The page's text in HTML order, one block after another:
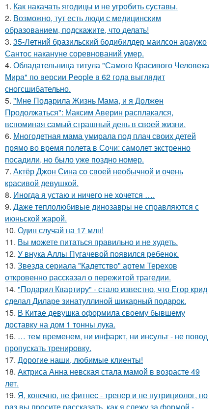
1. Как накачать ягодицы и не угробить суставы.
2. Возможно, тут есть люди с медицинским
образованием, подскажите, что делать!
3. 35-Летний бразильский бодибилдер маилсон араужо
Сантос накануне соревнований умер.
4. Обладательница титула "Самого Красивого Человека
Мира" по версии People в 62 года выглядит
сногсшибательно.
5. "Мне Подарила Жизнь Мама, и я Должен
Продолжаться": Максим Аверин расплакался,
вспоминая самый страшный день в своей жизни.
6. Многодетная мама умирала под плач своих детей
прямо во время полета в Сочи: самолет экстренно
посадили, но было уже поздно номер.
7. Актёр Джон Сина со своей необычной и очень
красивой девушкой.
8. Иногда я устаю и ничего не хочется ….
9. Даже теплолюбивые динозавры не справляются с
июньской жарой.
10. Один случай на 17 млн!
11. Вы можете питаться правильно и не худеть.
12. У внука Аллы Пугачевой появился ребенок.
13. Звезда сериала "Кадетство" артем Терехов
откровенно рассказал о пережитой трагедии.
14. "Подарил Квартиру" - стало известно, что Егор крид
сделал Диларе зинатуллиной шикарный подарок.
15. В Китае девушка оформила своему бывшему
доставку на дом 1 тонны лука.
16. … тем временем, ни инфаркт, ни инсульт - не повод
пропускать тренировку.
17. Дорогие наши, любимые клиенты!
18. Актриса Анна невская стала мамой в возрасте 49
лет.
19. Я, конечно, не фитнес - тренер и не нутрициолог, но